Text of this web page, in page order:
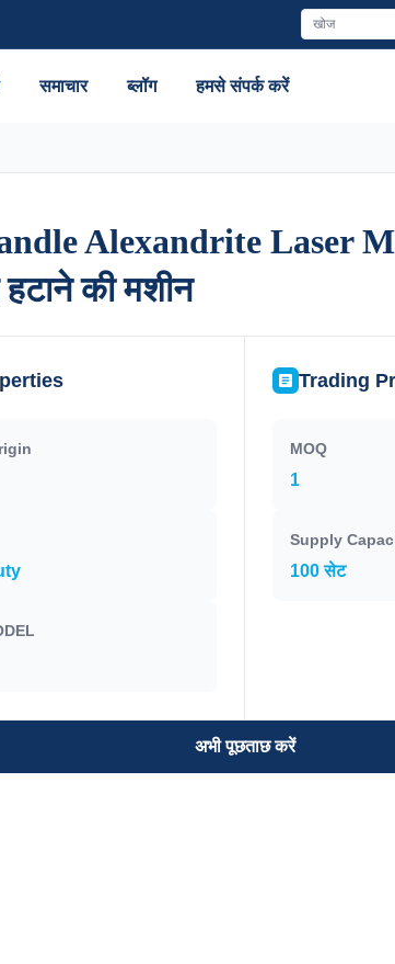
समाचार ब्लॉग हमसे संपर्क करें
Alexandrite Laser
की मशीन
Alexandrite Laser
की मशीन
Trading
MOQ
1
Supply
100 सेट
अभी पूछताछ करें